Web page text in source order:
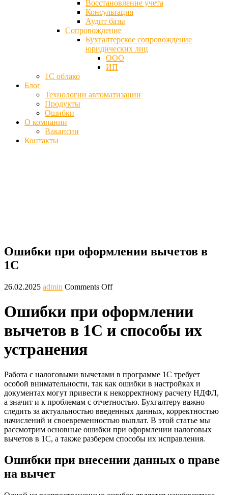
Восстановление учета
Консультация
Аудит базы
Cопровождение
Бухгалтерское сопровождение
юридических лиц
ООО
ИП
1С облако
Блог
Технологии автоматизации
Продукты
Ошибки
О компании
Вакансии
Контакты
Ошибки при оформлении вычетов в
1С
26.02.2025 admin Comments Off
Ошибки при оформлении
вычетов в 1С и способы их
устранения
Работа с налоговыми вычетами в программе 1С требует
особой внимательности, так как ошибки в настройках и
документах могут привести к некорректному расчету НДФЛ,
а значит и к проблемам с отчетностью. Бухгалтеру важно
следить за актуальностью введенных данных, корректностью
начислений и своевременностью выплат. В этой статье мы
рассмотрим основные ошибки при оформлении налоговых
вычетов в 1С, а также разберем способы их исправления.
Ошибки при внесении данных о праве
на вычет